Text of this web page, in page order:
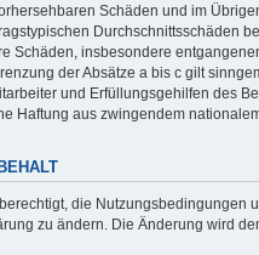
Schäden und im
Durchschnittsschäden
Schäden, insbesondere
der Absätze a bis c gilt
und Erfüllungsgehilfen des
Haftung aus zwingendem
die Nutzungsbedingungen
zu ändern. Die Änderung wird